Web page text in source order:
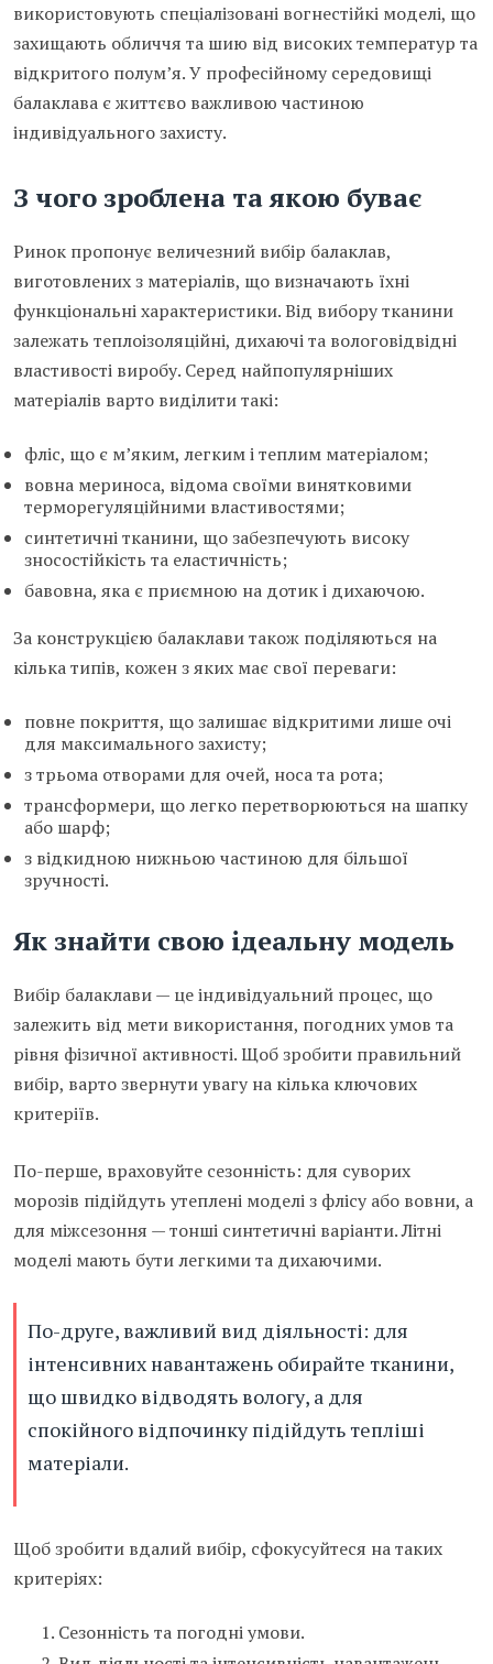
використовують спеціалізовані вогнестійкі моделі, що
захищають обличчя та шию від високих температур та
відкритого полум’я. У професійному середовищі
балаклава є життєво важливою частиною
індивідуального захисту.
З чого зроблена та якою буває
Ринок пропонує величезний вибір балаклав,
виготовлених з матеріалів, що визначають їхні
функціональні характеристики. Від вибору тканини
залежать теплоізоляційні, дихаючі та вологовідвідні
властивості виробу. Серед найпопулярніших
матеріалів варто виділити такі:
фліс, що є м’яким, легким і теплим матеріалом;
вовна мериноса, відома своїми винятковими
терморегуляційними властивостями;
синтетичні тканини, що забезпечують високу
зносостійкість та еластичність;
бавовна, яка є приємною на дотик і дихаючою.
За конструкцією балаклави також поділяються на
кілька типів, кожен з яких має свої переваги:
повне покриття, що залишає відкритими лише очі
для максимального захисту;
з трьома отворами для очей, носа та рота;
трансформери, що легко перетворюються на шапку
або шарф;
з відкидною нижньою частиною для більшої
зручності.
Як знайти свою ідеальну модель
Вибір балаклави — це індивідуальний процес, що
залежить від мети використання, погодних умов та
рівня фізичної активності. Щоб зробити правильний
вибір, варто звернути увагу на кілька ключових
критеріїв.
По-перше, враховуйте сезонність: для суворих
морозів підійдуть утеплені моделі з флісу або вовни, а
для міжсезоння — тонші синтетичні варіанти. Літні
моделі мають бути легкими та дихаючими.
По-друге, важливий вид діяльності: для
інтенсивних навантажень обирайте тканини,
що швидко відводять вологу, а для
спокійного відпочинку підійдуть тепліші
матеріали.
Щоб зробити вдалий вибір, сфокусуйтеся на таких
критеріях:
Сезонність та погодні умови.